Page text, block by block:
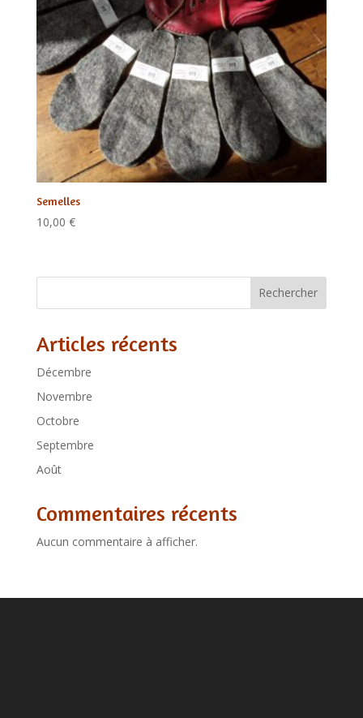
Semelles
10,00 €
Rechercher
Articles récents
Décembre
Novembre
Octobre
Septembre
Août
Commentaires récents
Aucun commentaire à afficher.